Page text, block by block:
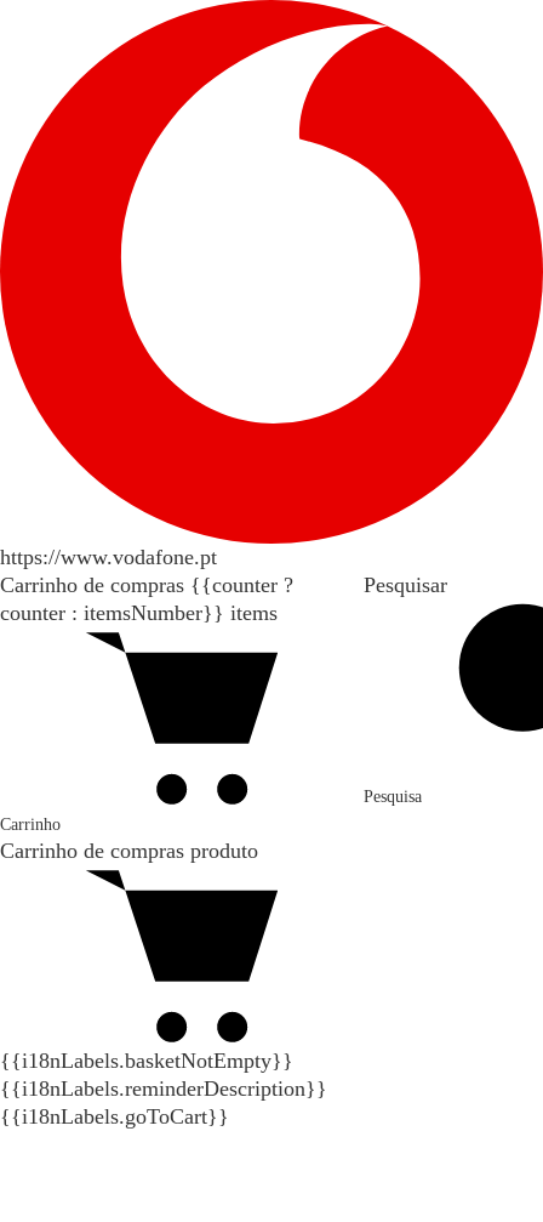
https://www.vodafone.pt
Carrinho de compras {{counter ?
counter : itemsNumber}} items
Carrinho
Carrinho de compras produto
{{i18nLabels.basketNotEmpty}}
{{i18nLabels.reminderDescription}}
{{i18nLabels.goToCart}}
Pesquisar
Pesquisa